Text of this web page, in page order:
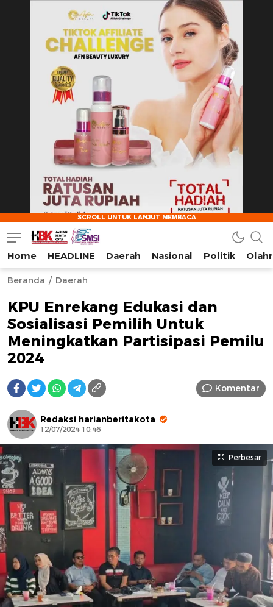
AFN BEAUTY LUXURY
HarianBeritaKota
Mengabarkan Setiap Detil, Sudut, dan Cerita Kota
Home HEADLINE Daerah Nasional Politik
Beranda Daerah
KPU Enrekang Edukasi dan
Sosialisasi Pemilih Untuk
Meningkatkan Partisipasi Pemilu
2024
Komentar
Redaksi harianberitakota
12/07/2024 10:46
Perbesar